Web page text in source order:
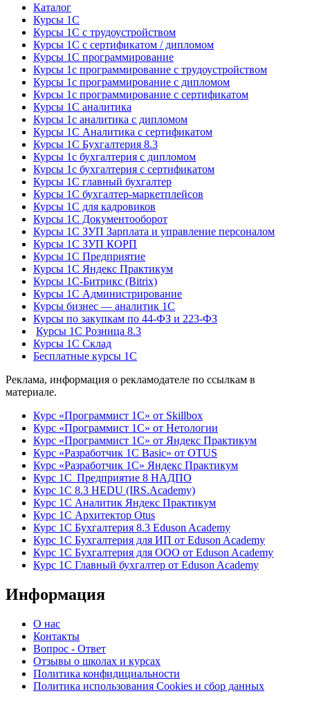
Каталог
Курсы 1С
Курсы 1С с трудоустройством
Курсы 1С с сертификатом / дипломом
Курсы 1С программирование
Курсы 1с программирование с трудоустройством
Курсы 1с программирование с дипломом
Курсы 1с программирование с сертификатом
Курсы 1С аналитика
Курсы 1с аналитика с дипломом
Курсы 1С Аналитика с сертификатом
Курсы 1С Бухгалтерия 8.3
Курсы 1с бухгалтерия с дипломом
Курсы 1с бухгалтерия с сертификатом
Курсы 1С главный бухгалтер
Курсы 1С бухгалтер-маркетплейсов
Курсы 1С для кадровиков
Курсы 1С Документооборот
Курсы 1С ЗУП Зарплата и управление персоналом
Курсы 1С ЗУП КОРП
Курсы 1С Предприятие
Курсы 1С Яндекс Практикум
Курсы 1С-Битрикс (Bitrix)
Курсы 1С Администрирование
Курсы бизнес — аналитик 1С
Курсы по закупкам по 44‑ФЗ и 223‑ФЗ
Курсы 1С Розница 8.3
Курсы 1С Склад
Бесплатные курсы 1С
Реклама, информация о рекламодателе по ссылкам в
материале.
Курс «Программист 1С» от Skillbox
Курс «Программист 1С» от Нетологии
Курс «Программист 1С» от Яндекс Практикум
Курс «Разработчик 1С Basic» от OTUS
Курс «Разработчик 1С» Яндекс Практикум
Курс 1С Предприятие 8 НАДПО
Курс 1С 8.3 HEDU (IRS.Academy)
Курс 1С Аналитик Яндекс Практикум
Курс 1С Архитектор Otus
Курс 1С Бухгалтерия 8.3 Eduson Academy
Курс 1С Бухгалтерия для ИП от Eduson Academy
Курс 1С Бухгалтерия для ООО от Eduson Academy
Курс 1С Главный бухгалтер от Eduson Academy
Информация
О нас
Контакты
Вопрос - Ответ
Отзывы о школах и курсах
Политика конфидициальности
Политика использования Cookies и сбор данных